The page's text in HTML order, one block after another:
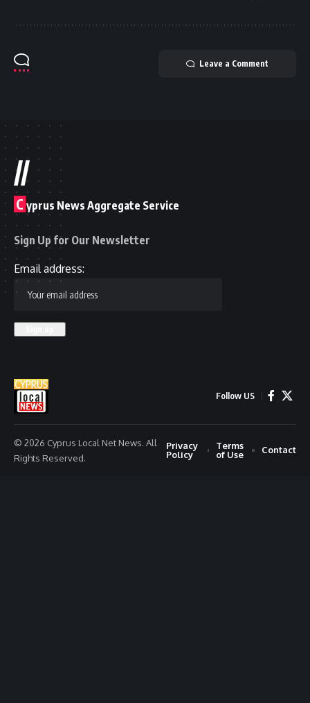
Leave a Comment
//
C yprus News Aggregate Service
Sign Up for Our Newsletter
Email address:
Follow US
© 2026 Cyprus Local Net News. All
Rights Reserved.
Privacy
Policy
Terms
of Use
Contact